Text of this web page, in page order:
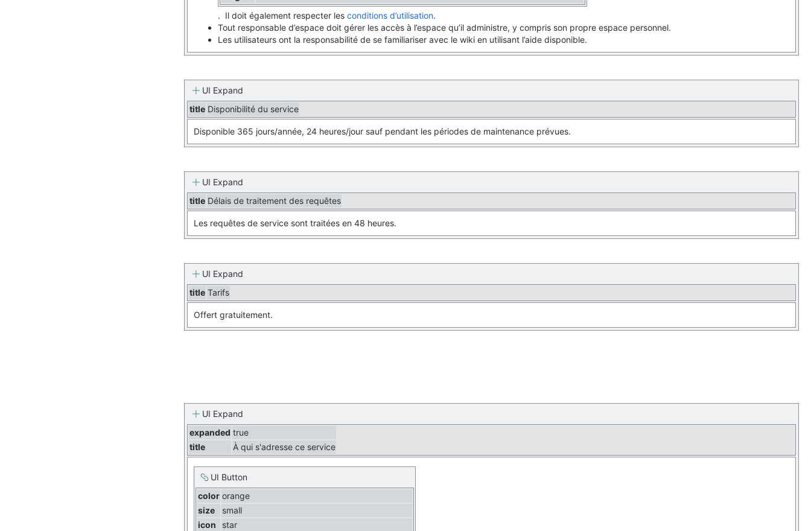
. Il doit également respecter les conditions d’utilisation.
Tout responsable d’espace doit gérer les accès à l’espace qu’il administre, y compris son propre espace personnel.
Les utilisateurs ont la responsabilité de se familiariser avec le wiki en utilisant l’aide disponible.
UI Expand
title Disponibilité du service
Disponible 365 jours/année, 24 heures/jour sauf pendant les périodes de maintenance prévues.
UI Expand
title Délais de traitement des requêtes
Les requêtes de service sont traitées en 48 heures.
UI Expand
title Tarifs
Offert gratuitement.
UI Expand
expanded true
title
À qui s'adresse ce service
UI Button
color orange
size
small
icon
star